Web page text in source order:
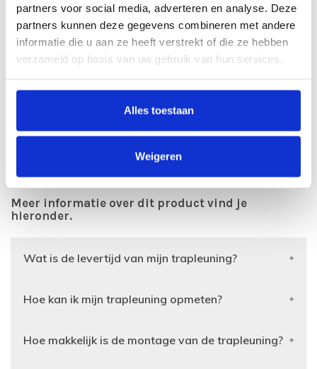
partners voor social media, adverteren en analyse. Deze
partners kunnen deze gegevens combineren met andere
informatie die u aan ze heeft verstrekt of die ze hebben
verzameld op basis van uw gebruik van hun services.
Alles toestaan
Weigeren
Aantal
trapleuningen in
deze set
4
Matzwart
Dikte leuninghouder
Meer informatie over dit product vind je
hieronder.
Wat is de levertijd van mijn trapleuning?
Hoe kan ik mijn trapleuning opmeten?
Hoe makkelijk is de montage van de trapleuning?